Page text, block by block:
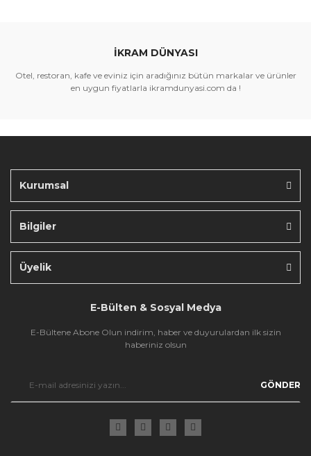
Yorum Yaz
Ürün açıklamasında eksik bilgiler bulunuyor.
İKRAM DÜNYASI
Otel, restoran, kafe ve eviniz için aradığınız bütün markalar ve ürünler
en uygun fiyatlarla ikramdunyasi.com da !
Kurumsal
Bilgiler
Üyelik
E-Bülten & Sosyal Medya
E-Bültene Abone Olun indirim, haber ve duyurulardan ilk sizin
haberiniz olsun
GÖNDER